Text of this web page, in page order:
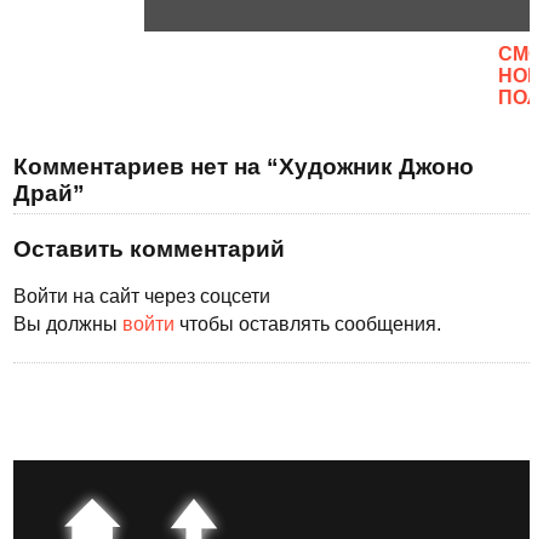
Комментариев нет на “Художник Джоно
Драй”
Оставить комментарий
Войти на сайт через соцсети
Вы должны войти чтобы оставлять сообщения.